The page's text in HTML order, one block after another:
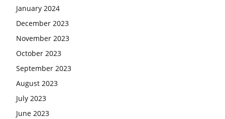
January 2024
December 2023
November 2023
October 2023
September 2023
August 2023
July 2023
June 2023